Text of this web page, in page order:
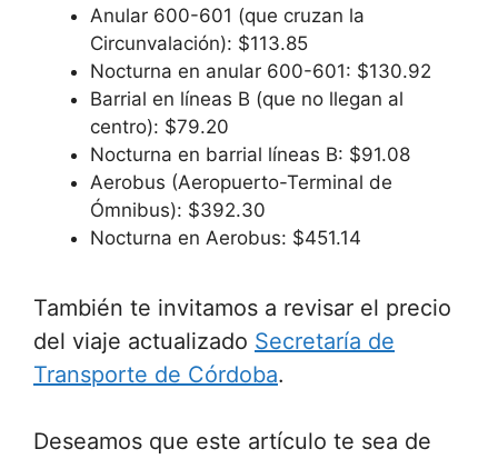
Anular 600-601 (que cruzan la
Circunvalación): $113.85
Nocturna en anular 600-601: $130.92
Barrial en líneas B (que no llegan al
centro): $79.20
Nocturna en barrial líneas B: $91.08
Aerobus (Aeropuerto-Terminal de
Ómnibus): $392.30
Nocturna en Aerobus: $451.14
También te invitamos a revisar el precio
del viaje actualizado Secretaría de
Transporte de Córdoba.
Deseamos que este artículo te sea de